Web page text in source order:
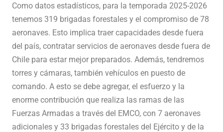
Como datos estadísticos, para la temporada 2025-2026
tenemos 319 brigadas forestales y el compromiso de 78
aeronaves. Esto implica traer capacidades desde fuera
del país, contratar servicios de aeronaves desde fuera de
Chile para estar mejor preparados. Además, tendremos
torres y cámaras, también vehículos en puesto de
comando. A esto se debe agregar, el esfuerzo y la
enorme contribución que realiza las ramas de las
Fuerzas Armadas a través del EMCO, con 7 aeronaves
adicionales y 33 brigadas forestales del Ejército y de la